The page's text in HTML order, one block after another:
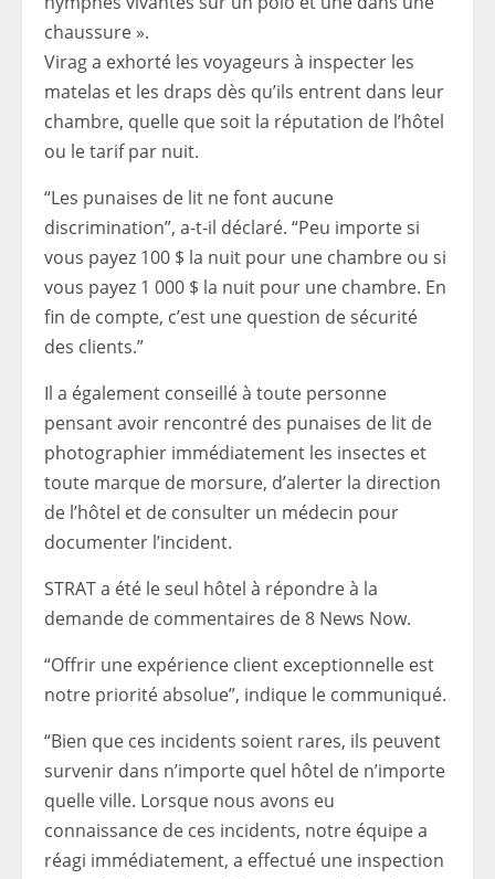
chaussure ».
Virag a exhorté les voyageurs à inspecter les
matelas et les draps dès qu’ils entrent dans leur
chambre, quelle que soit la réputation de l’hôtel
ou le tarif par nuit.
“Les punaises de lit ne font aucune
discrimination”, a-t-il déclaré. “Peu importe si
vous payez 100 $ la nuit pour une chambre ou si
vous payez 1 000 $ la nuit pour une chambre. En
fin de compte, c’est une question de sécurité
des clients.”
Il a également conseillé à toute personne
pensant avoir rencontré des punaises de lit de
photographier immédiatement les insectes et
toute marque de morsure, d’alerter la direction
de l’hôtel et de consulter un médecin pour
documenter l’incident.
STRAT a été le seul hôtel à répondre à la
demande de commentaires de 8 News Now.
“Offrir une expérience client exceptionnelle est
notre priorité absolue”, indique le communiqué.
“Bien que ces incidents soient rares, ils peuvent
survenir dans n’importe quel hôtel de n’importe
quelle ville. Lorsque nous avons eu
connaissance de ces incidents, notre équipe a
réagi immédiatement, a effectué une inspection